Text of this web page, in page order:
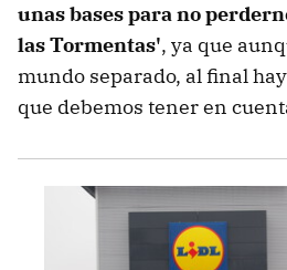
unas bases para no
las Tormentas', ya que
mundo separado, al final
que debemos tener en